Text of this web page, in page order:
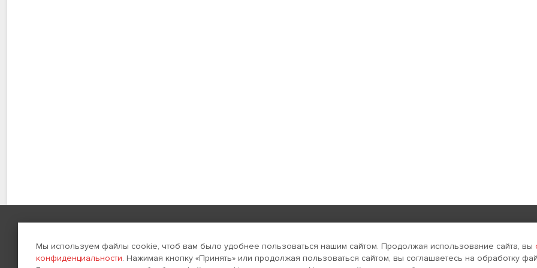
Навигация Создание сайтов Реклама в интернете Поддержка и развитие
Мы используем файлы cookie, чтоб вам было удобнее пользоваться нашим сайтом. Продолжая использование сайта, вы
конфиденциальности. Нажимая кнопку «Принять» или продолжая пользоваться сайтом, вы соглашаетесь на обработку